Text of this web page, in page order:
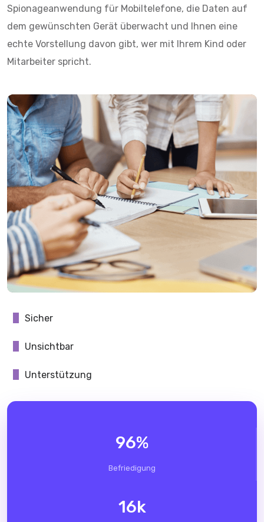
Spionageanwendung für Mobiltelefone, die Daten auf
dem gewünschten Gerät überwacht und Ihnen eine
echte Vorstellung davon gibt, wer mit Ihrem Kind oder
Mitarbeiter spricht.
Sicher
Unsichtbar
Unterstützung
96%
Befriedigung
16k